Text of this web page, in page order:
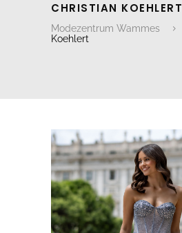
CHRISTIAN KOEHLERT
Modezentrum Wammes
Koehlert